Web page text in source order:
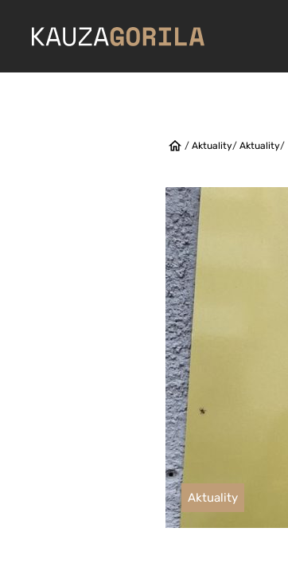
/ Aktuality/ Aktuality/
Aktuality